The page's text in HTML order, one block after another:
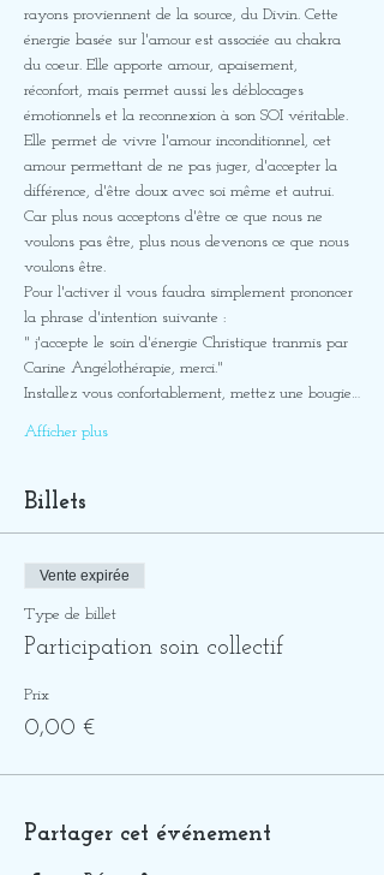
rayons proviennent de la source, du Divin. Cette
énergie basée sur l'amour est associée au chakra
du coeur. Elle apporte amour, apaisement,
réconfort, mais permet aussi les déblocages
émotionnels et la reconnexion à son SOI véritable.
Elle permet de vivre l'amour inconditionnel, cet
amour permettant de ne pas juger, d'accepter la
différence, d'être doux avec soi même et autrui.
Car plus nous acceptons d'être ce que nous ne
voulons pas être, plus nous devenons ce que nous
voulons être.
Pour l'activer il vous faudra simplement prononcer
la phrase d'intention suivante :
" j'accepte le soin d'énergie Christique tranmis par
Carine Angélothérapie, merci."
Installez vous confortablement, mettez une bougie…
Afficher plus
Billets
Vente expirée
Type de billet
Participation soin collectif
Prix
0,00 €
Partager cet événement